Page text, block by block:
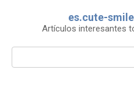
es.cute-
Artículos interesantes
Search: